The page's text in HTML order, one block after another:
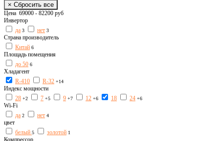
× Сбросить все
Цена 69000 - 82200 руб
Инвертор
да 3 нет 3
Страна производитель
Китай 6
Площадь помещения
до 50 6
Хладагент
R-410
R-32 +14
Индекс мощности
28 +2 7 +5 9 +7 12 +6 18 24 +6
Wi-Fi
да 2 нет 4
цвет
белый 5 золотой 1
Компрессор